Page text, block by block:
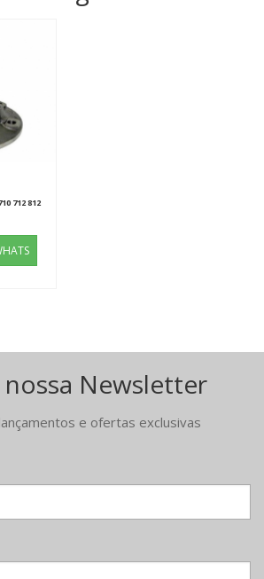
712 812
nossa Newsletter
e ofertas exclusivas